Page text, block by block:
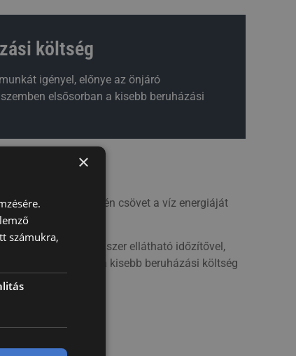
költség
igényel, előnye az önjáró
elsősorban a kisebb beruházási
közben a polietilén csövet a víz energiáját
állítható és a rendszer ellátható időzítővel,
elsősorban a kisebb beruházási költség
×
számukra,